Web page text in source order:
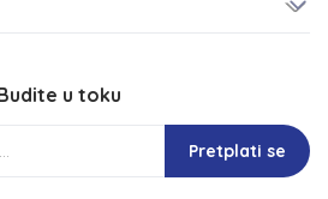
u toku
Pretplati se